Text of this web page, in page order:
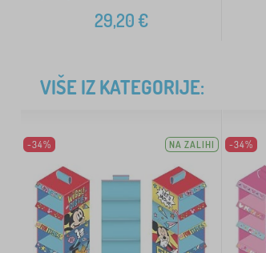
29,20€
VIŠE IZ KATEGORIJE:
-34% NA ZALIHI -34%